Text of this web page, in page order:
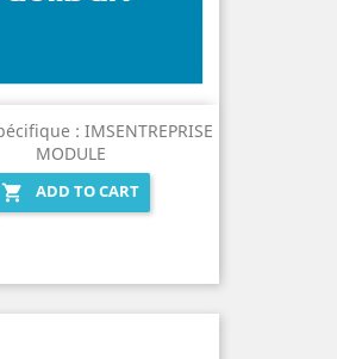
: IMSENTREPRISE
MODULE

ADD TO CART